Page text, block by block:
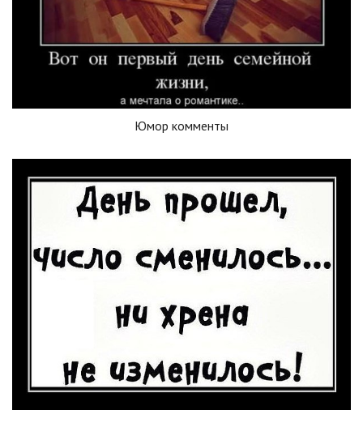
Юмор комменты